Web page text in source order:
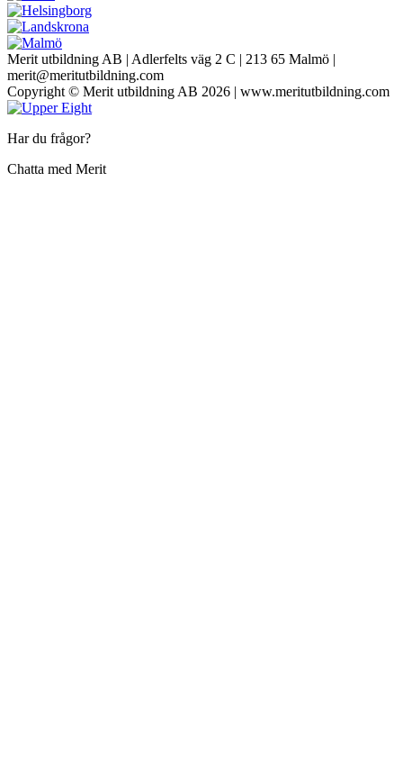
Merit utbildning AB | Adlerfelts väg 2 C | 213 65 Malmö |
merit@meritutbildning.com
Copyright © Merit utbildning AB 2026 | www.meritutbildning.com
Har du frågor?
Chatta med Merit